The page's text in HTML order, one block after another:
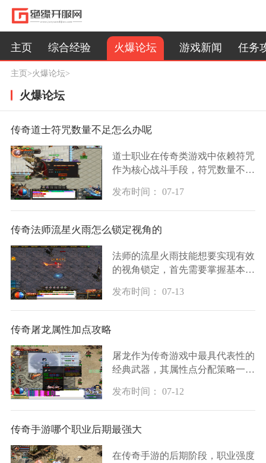
主页 综合经验 火爆论坛 游戏新闻 任务
主页>火爆论坛>
火爆论坛
传奇道士符咒数量不足怎么办呢
道士职业在传奇类游戏中依赖符咒
作为核心战斗手段，符咒数量不足
咒制作需要消耗符纸和灵墨等基础
材料，这些材料可通过打怪掉落或
交易获取，当
发布时间： 07-17
传奇法师流星火雨怎么锁定视角的
法师的流星火雨技能想要实现有效
的视角锁定，首先需要掌握基本的
并通过快捷键切换到流星火雨技
能，然后用鼠标左键单击技能图标
发布时间： 07-13
传奇屠龙属性加点攻略
屠龙作为传奇游戏中最具代表性的
经典武器，其属性点分配策略一直
本中，屠龙的基础属性为攻击5-
35，重量99，持久33，这把武器因
其高攻击属性和强大
发布时间： 07-12
传奇手游哪个职业后期最强大
在传奇手游的后期阶段，职业强度